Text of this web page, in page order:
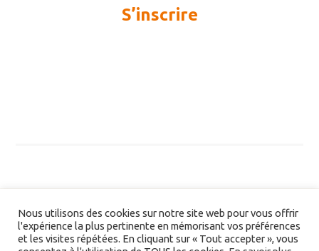
S’inscrire
Nous utilisons des cookies sur notre site web pour vous offrir
l'expérience la plus pertinente en mémorisant vos préférences
et les visites répétées. En cliquant sur « Tout accepter », vous